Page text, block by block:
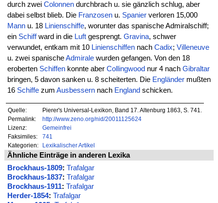
durch zwei Colonnendurchbrach u. sie gänzlich schlug, aber
dabei selbst blieb. Die Franzosenu. Spanierverloren 15,000
Mannu. 18 Linienschiffe, worunter das spanische Admiralschiff;
ein Schiffward in die Luftgesprengt. Gravina, schwer
verwundet, entkam mit 10 Linienschiffennach Cadix; Villeneuve
u. zwei spanischeAdmiralewurden gefangen. Von den 18
eroberten Schiffenkonnte aber Collingwood nur 4 nach Gibraltar
bringen, 5 davon sanken u. 8 scheiterten. Die Engländermußten
16 Schiffezum Ausbessernnach England schicken.
Quelle:
Pierer's Universal-Lexikon, Band 17. Altenburg 1863, S. 741.
Permalink:
http://www.zeno.org/nid/20011125624
Lizenz:
Gemeinfrei
Faksimiles:
741
Kategorien:
Lexikalischer Artikel
Ähnliche Einträge in anderen Lexika
Brockhaus-1809: Trafalgar
Brockhaus-1837: Trafalgar
Brockhaus-1911: Trafalgar
Herder-1854: Trafalgar